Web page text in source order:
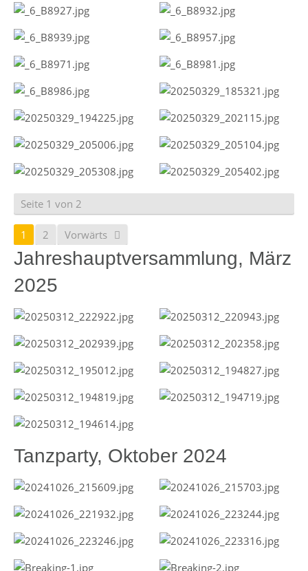
Seite 1 von 2
1 2 Vorwärts
Jahreshauptversammlung, März
2025
Tanzparty, Oktober 2024